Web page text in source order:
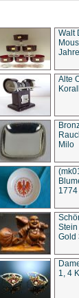
Walt
Alte
Milo
1774
Gold
1, 4